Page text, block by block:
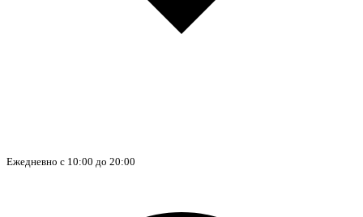
Ежедневно с 10:00 до 20:00